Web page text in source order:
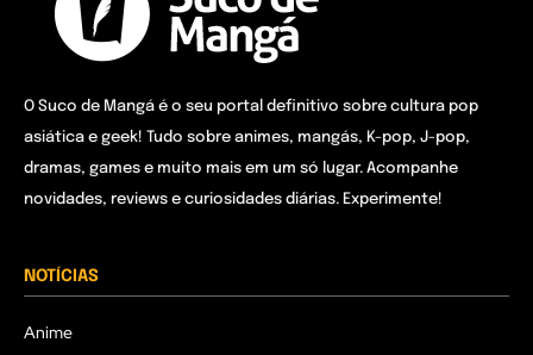
O Suco de Mangá é o seu portal definitivo sobre cultura pop
asiática e geek! Tudo sobre animes, mangás, K-pop, J-pop,
dramas, games e muito mais em um só lugar. Acompanhe
novidades, reviews e curiosidades diárias. Experimente!
NOTÍCIAS
Anime